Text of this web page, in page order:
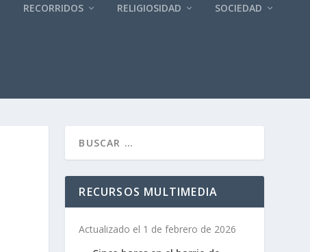
RECORRIDOS RELIGIOSIDAD SOCIEDAD
RECURSOS MULTIMEDIA
Actualizado el 1 de febrero de 2026